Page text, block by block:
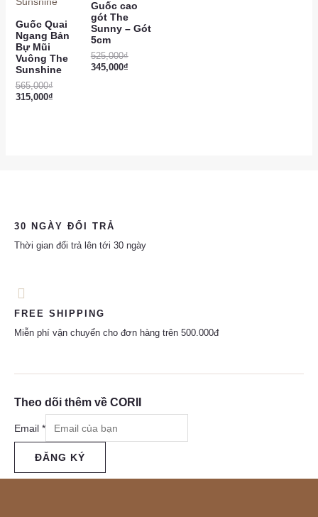
Guốc Quai
Ngang Bản
Bự Mũi
Vuông The
Sunshine
565,000₫
315,000₫
Guốc cao
gót The
Sunny – Gót
5cm
525,000₫
345,000₫
30 NGÀY ĐỔI TRẢ
Thời gian đổi trả lên tới 30 ngày
FREE SHIPPING
Miễn phí vận chuyển cho đơn hàng trên 500.000đ
Theo dõi thêm về CORII
Email *
ĐĂNG KÝ